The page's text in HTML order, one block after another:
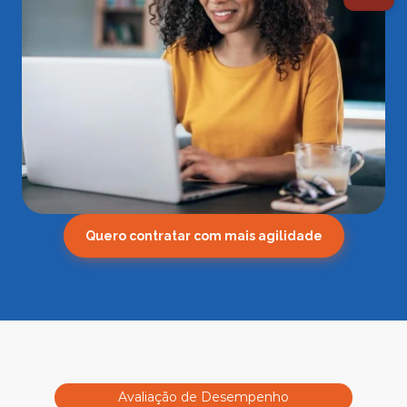
Quero contratar com mais agilidade
Avaliação de Desempenho